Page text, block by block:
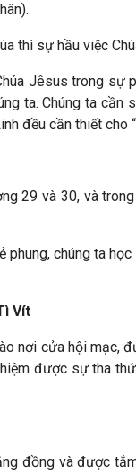
thì sự hầu việc
Jêsus trong sự
ta. Chúng ta
đều cần thiết cho
29 và 30, và
phung, chúng ta
Vít
nơi cửa hội mạc,
được sự tha
đồng và được